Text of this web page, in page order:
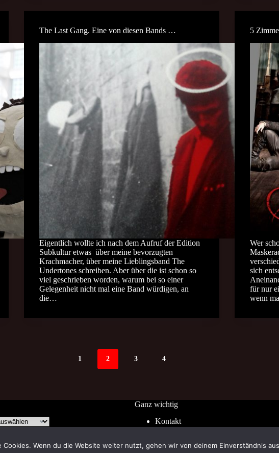
The Last Gang. Eine von diesen Bands …
Eigentlich wollte ich nach dem Aufruf der Edition
Subkultur etwas über meine bevorzugten
Krachmacher, über meine Lieblingsband The
Undertones schreiben. Aber über die ist schon so
viel geschrieben worden, warum bei so einer
Gelegenheit nicht mal eine Band würdigen, an
die…
5
Wer
sich
für nur
wenn
1 2 3 4
Ganz wichtig
Kontakt
Widerrufsrecht
Wenn du die Website weiter nutzt, gehen wir von deinem Einverständnis